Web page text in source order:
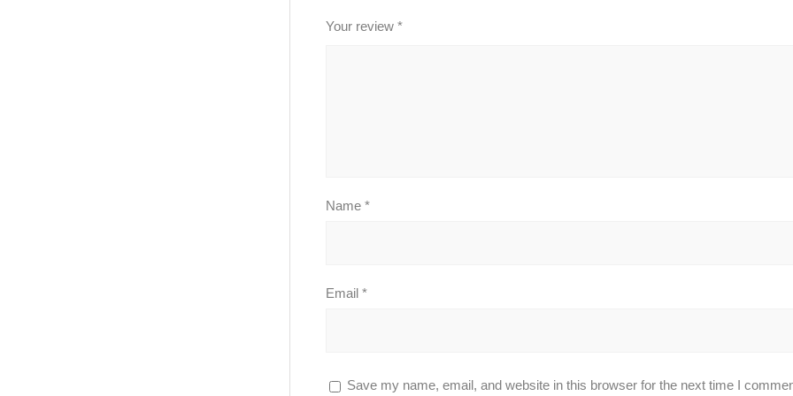
Your review *
Name *
Email *
Save my name, email, and website in this browser for the next time I